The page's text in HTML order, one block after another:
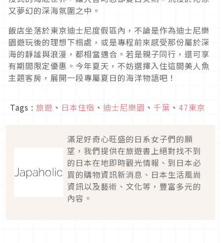
又夢幻的深海氛圍之中。
飯店坐落於東京迪士尼度假區內，不論是作為迪士尼樂
園遊玩後的理想下榻處，或是專程前來感受那份屬於深
海的靜謐與浪漫，都相當適合。若是親子同行，還可享
有期間限定優惠。今年夏天，不妨選擇入住這間美人魚
主題客房，展開一段專屬夏日的海洋物語吧！
Tags : 旅遊 、 日本住宿 、 迪士尼樂園 、 千葉 、 47東京
滿足好奇心旺盛的日系女子們的願
望，我們提供在旅遊書上絕對找不到
的日本在地即時觀光情報、到日本必
買的購物資訊新消息、日本生活風尚
資訊以及藝術、文化等，豐富多元的
內容。